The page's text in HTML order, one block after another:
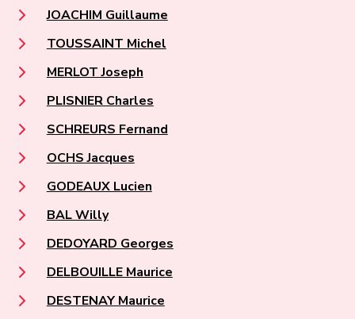
JOACHIM Guillaume
TOUSSAINT Michel
MERLOT Joseph
PLISNIER Charles
SCHREURS Fernand
OCHS Jacques
GODEAUX Lucien
BAL Willy
DEDOYARD Georges
DELBOUILLE Maurice
DESTENAY Maurice